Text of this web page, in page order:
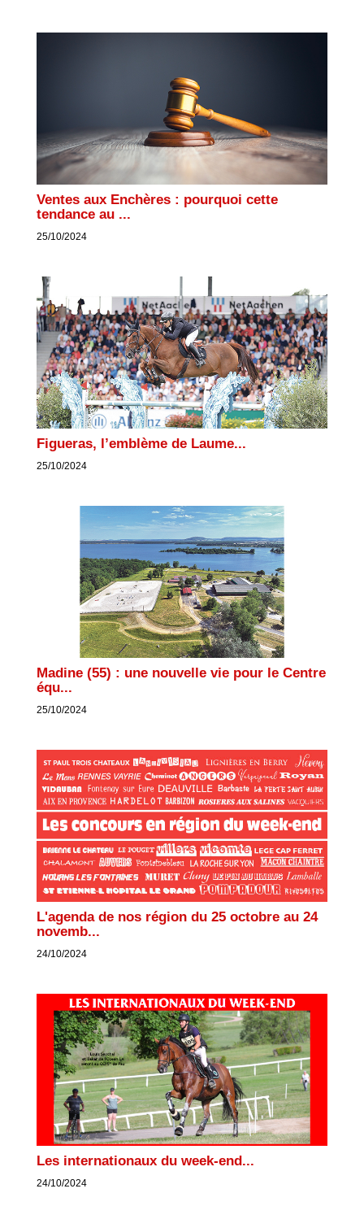
Ventes aux Enchères : pourquoi cette
tendance au ...
25/10/2024
Figueras, l’emblème de Laume...
25/10/2024
Madine (55) : une nouvelle vie pour le Centre
équ...
25/10/2024
L'agenda de nos région du 25 octobre au 24
novemb...
24/10/2024
Les internationaux du week-end...
24/10/2024